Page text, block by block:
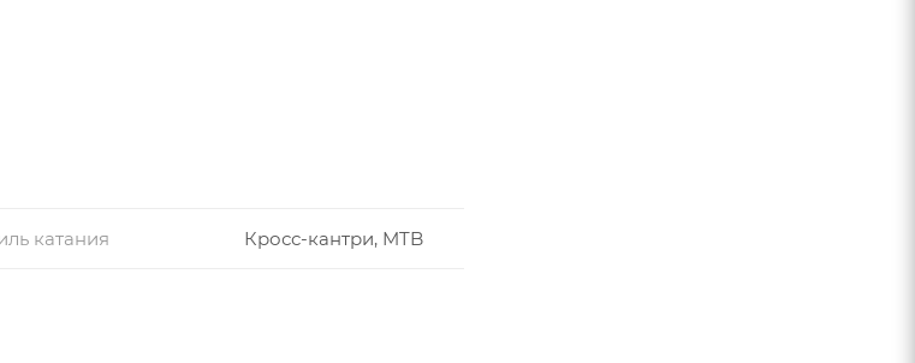
катания Кросс-кантри, MTB